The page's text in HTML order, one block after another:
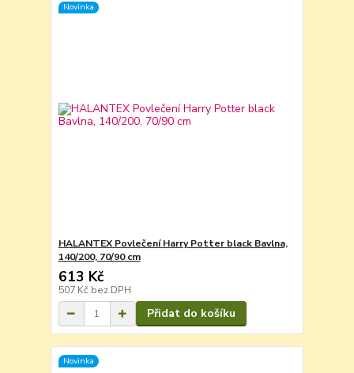
Novinka
HALANTEX Povlečení Harry Potter black Bavlna,
140/200, 70/90 cm
613 Kč
507 Kč bez DPH
Přidat do košíku
Novinka